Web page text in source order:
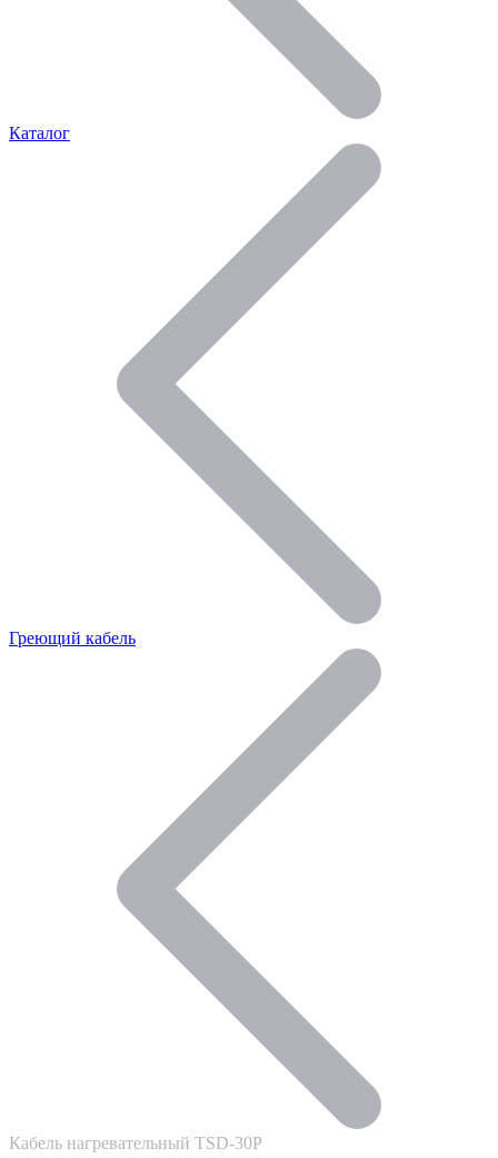
Каталог
Греющий кабель
Кабель нагревательный TSD-30P